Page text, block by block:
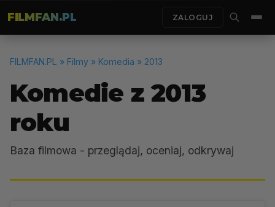
FILMFAN.PL ZALOGUJ
FILMFAN.PL » Filmy » Komedia » 2013
Komedie z 2013
roku
Baza filmowa - przeglądaj, oceniaj, odkrywaj